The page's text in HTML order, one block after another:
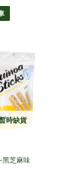
時缺貨
黑芝麻味